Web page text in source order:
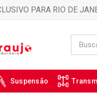
PARA RIO DE
Suspensão